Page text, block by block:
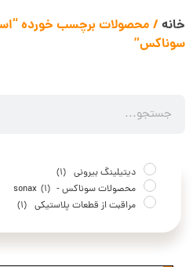
خانه / محصولات برچسب خورده
سوناکس”
دیتیلینگ بیرونی (1)
محصولات سوناکس - sonax (1)
مراقبت از قطعات پلاستیکی (1)